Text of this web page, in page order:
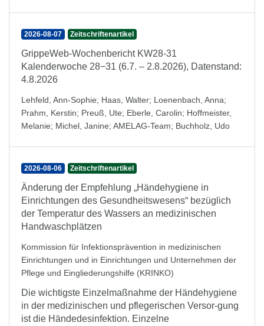
2026-08-07 Zeitschriftenartikel
GrippeWeb-Wochenbericht KW28-31
Kalenderwoche 28−31 (6.7. – 2.8.2026), Datenstand:
4.8.2026
Lehfeld, Ann-Sophie; Haas, Walter; Loenenbach, Anna;
Prahm, Kerstin; Preuß, Ute; Eberle, Carolin; Hoffmeister,
Melanie; Michel, Janine; AMELAG-Team; Buchholz, Udo
2026-08-06 Zeitschriftenartikel
Änderung der Empfehlung „Händehygiene in
Einrichtungen des Gesundheitswesens“ bezüglich
der Temperatur des Wassers an medizinischen
Handwaschplätzen
Kommission für Infektionsprävention in medizinischen
Einrichtungen und in Einrichtungen und Unternehmen der
Pflege und Eingliederungshilfe (KRINKO)
Die wichtigste Einzelmaßnahme der Händehygiene
in der medizinischen und pflegerischen Versor-gung
ist die Händedesinfektion. Einzelne